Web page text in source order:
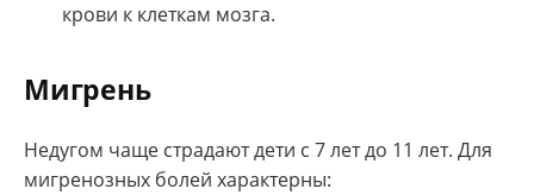
крови к клеткам мозга.
Мигрень
Недугом чаще страдают дети с 7 лет до 11 лет. Для
мигренозных болей характерны: